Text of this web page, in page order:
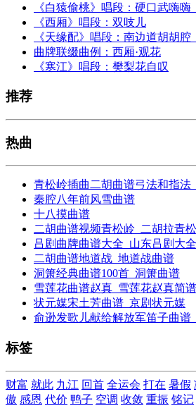
《白猿偷桃》唱段：硬口武嗨嗨
《西厢》唱段：双吱儿
《天缘配》唱段：南边道胡胡腔
曲牌联缀曲例：西厢·观花
《寒江》唱段：樊梨花自叹
推荐
热曲
青松岭插曲二胡曲谱弓法和指法
秦腔八年前风雪曲谱
十八摸曲谱
二胡曲谱视频青松岭_二胡拉青
吕剧曲牌曲谱大全_山东吕剧大
二胡曲谱地道战_地道战曲谱
洞箫经典曲谱100首_洞箫曲谱
雪莲花曲谱赵真_雪莲花赵真简谱
状元媒宋土芳曲谱_京剧状元媒
俞逊发歌儿献给解放军笛子曲谱
标签
财富 就此 九江 回首 全运会 打在 暑假
傲 感恩 代价 鸭子 空调 收敛 重振 铭记